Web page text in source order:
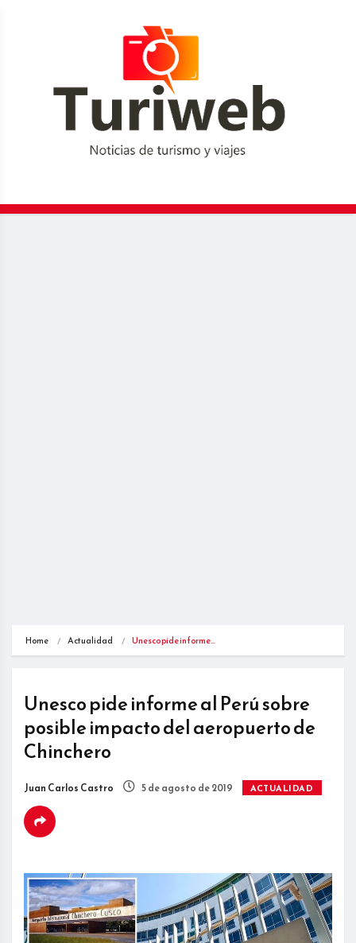
Home Actualidad Unesco pide informe…
Unesco pide informe al Perú sobre
posible impacto del aeropuerto de
Chinchero
Juan Carlos Castro 5 de agosto de 2019 ACTUALIDAD